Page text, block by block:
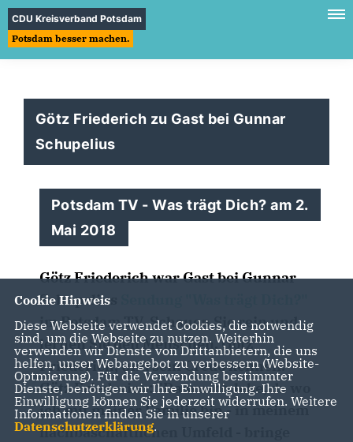
CDU Kreisverband Potsdam
Potsdam besser machen.
Götz Friederich zu Gast bei Gunnar
Schupelius
Potsdam TV - Was trägt Dich? am 2.
Mai 2018
Götz Friederich war Gast bei Gunnar
Schupelius
im Potsdam TV. Schauen Sie rein und
lernen Sie den Menschen, Götz
Friederich, und sein Credo kennen.
Götz Friederich: "Da wo ich lebe, da wo
ich mit meiner Familie bin - in meinem
nachbaschaftlichen Umfeld - bringe
Cookie Hinweis
Diese Webseite verwendet Cookies, die notwendig
sind, um die Webseite zu nutzen. Weiterhin
verwenden wir Dienste von Drittanbietern, die uns
helfen, unser Webangebot zu verbessern (Website-
Optmierung). Für die Verwendung bestimmter
Dienste, benötigen wir Ihre Einwilligung. Ihre
Einwilligung können Sie jederzeit widerrufen. Weitere
Informationen finden Sie in unserer
Datenschutzerklärung.